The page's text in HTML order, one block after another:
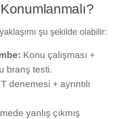
şu şekilde olabilir:
Konu çalışması +
branş testi.
denemesi + ayrıntılı
yanlış çıkmış